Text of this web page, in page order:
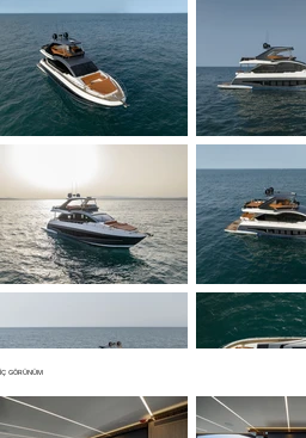
İÇ GÖRÜNÜM